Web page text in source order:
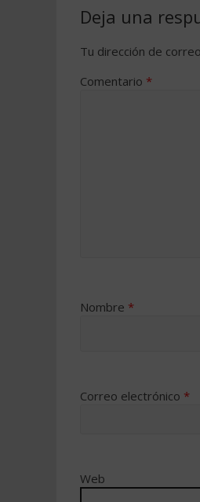
Deja una
Tu dirección de
Comentario *
Nombre *
Correo electrónico *
Web